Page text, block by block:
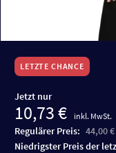
LETZTE CHANCE
Jetzt nur
10,73 € inkl. MwSt.
Regulärer Preis: 44,00 €
niedrigster Preis der